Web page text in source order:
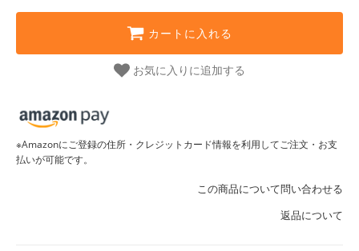
カートに入れる
お気に入りに追加する
※Amazonにご登録の住所・クレジットカード情報を利用してご注文・お支
払いが可能です。
この商品について問い合わせる
返品について